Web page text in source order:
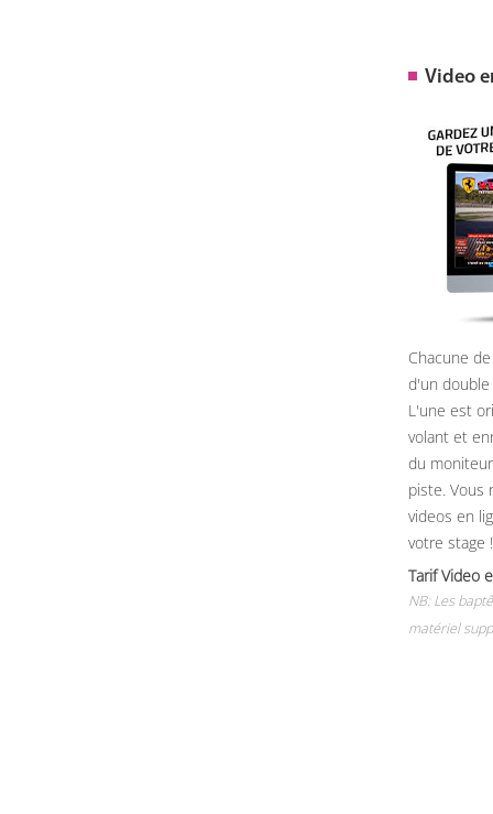
Video
Chacune
d'un
L'une est
volant et
du
piste. Vous
videos en
votre stage !
Tarif Video
NB: Les
matériel